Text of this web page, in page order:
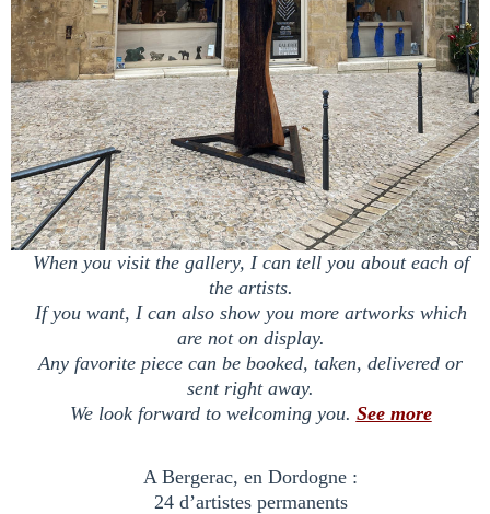
When you visit the gallery, I can tell you about each of
the artists.
If you want, I can also show you more artworks which
are not on display.
Any favorite piece can be booked, taken, delivered or
sent right away.
We look forward to welcoming you. See more
A Bergerac, en Dordogne :
24 d’artistes permanents